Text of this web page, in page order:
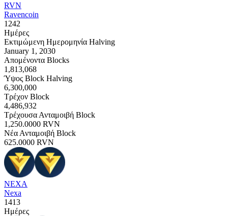
RVN
Ravencoin
1242
Ημέρες
Εκτιμώμενη Ημερομηνία Halving
January 1, 2030
Απομένοντα Blocks
1,813,068
Ύψος Block Halving
6,300,000
Τρέχον Block
4,486,932
Τρέχουσα Ανταμοιβή Block
1,250.0000 RVN
Νέα Ανταμοιβή Block
625.0000 RVN
NEXA
Nexa
1413
Ημέρες